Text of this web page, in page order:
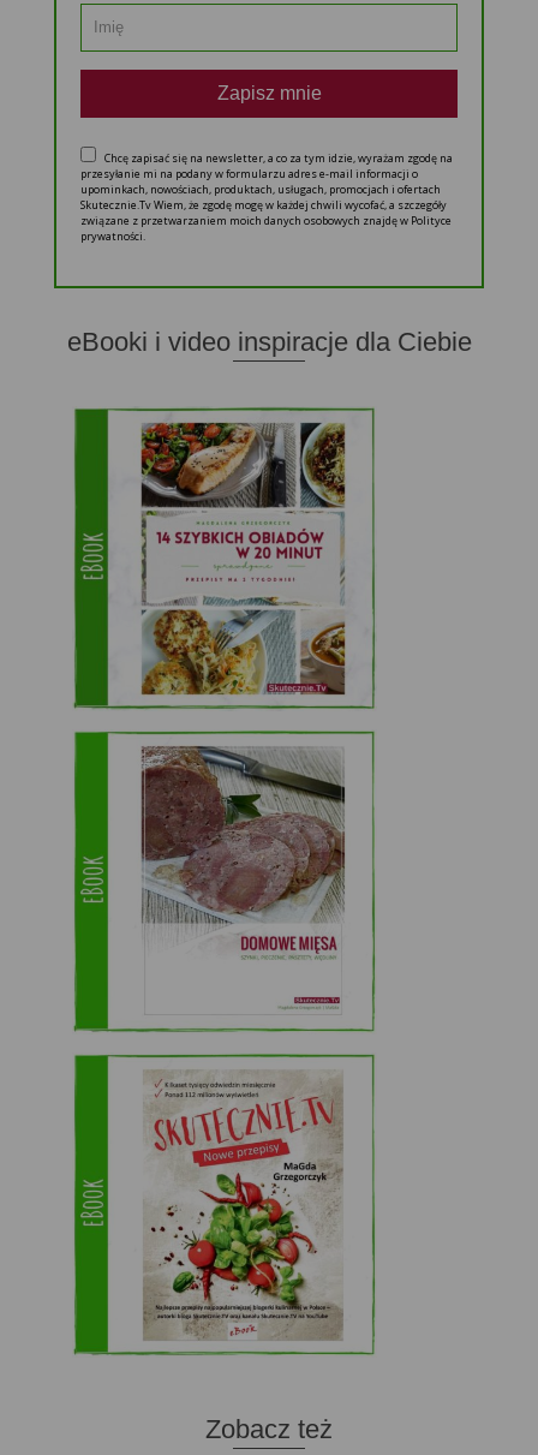
Zapisz mnie
Chcę zapisać się na newsletter, a co za tym idzie, wyrażam zgodę na
przesyłanie mi na podany w formularzu adres e-mail informacji o
upominkach, nowościach, produktach, usługach, promocjach i ofertach
Skutecznie.Tv Wiem, że zgodę mogę w każdej chwili wycofać, a szczegóły
związane z przetwarzaniem moich danych osobowych znajdę w Polityce
prywatności.
eBooki i video inspiracje dla Ciebie
Zobacz też